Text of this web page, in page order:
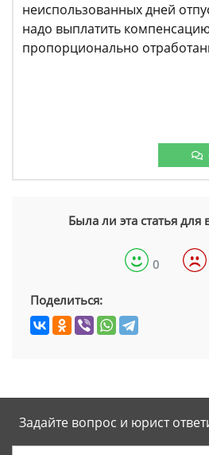
неиспользованных дней
надо выплатить
пропорционально
Была ли эта статья для
0
Поделиться:
Задайте вопрос и юрист